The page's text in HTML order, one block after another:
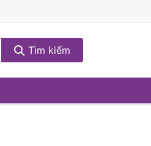
Tìm kiếm